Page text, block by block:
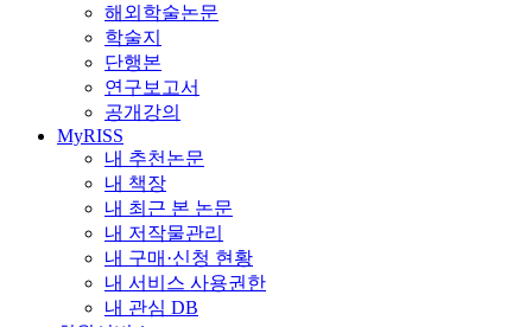
해외학술논문
학술지
단행본
연구보고서
공개강의
MyRISS
내 추천논문
내 책장
내 최근 본 논문
내 저작물관리
내 구매·신청 현황
내 서비스 사용권한
내 관심 DB